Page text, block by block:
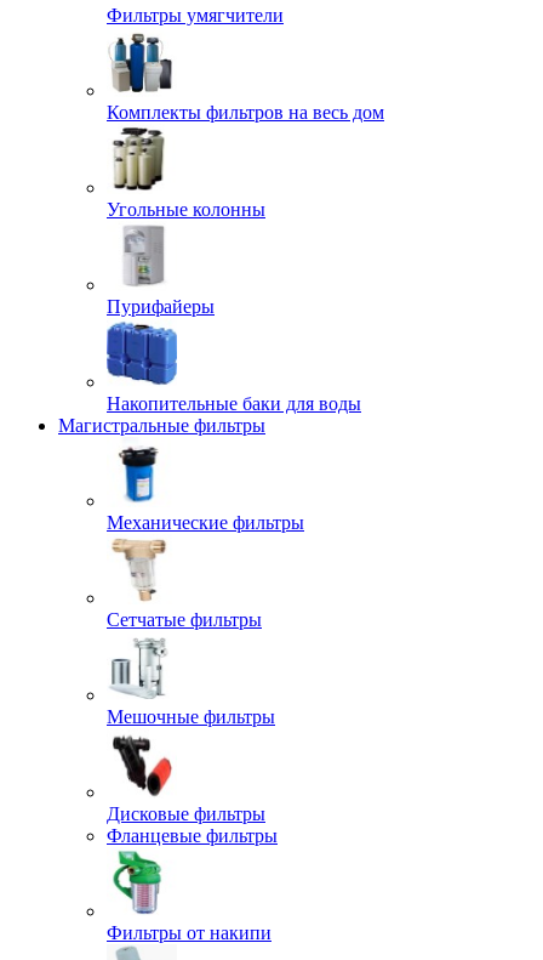
Фильтры умягчители
Комплекты фильтров на весь дом
Угольные колонны
Пурифайеры
Накопительные баки для воды
Магистральные фильтры
Механические фильтры
Сетчатые фильтры
Мешочные фильтры
Дисковые фильтры
Фланцевые фильтры
Фильтры от накипи